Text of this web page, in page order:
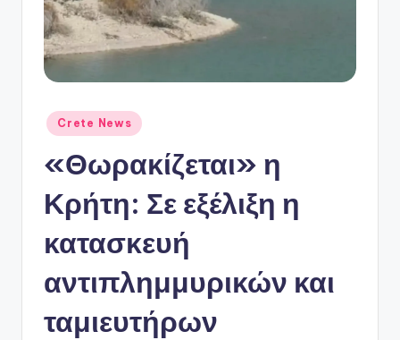
P
o
Αναρτήθηκε
σε
Crete News
«Θωρακίζεται» η
Κρήτη: Σε εξέλιξη η
κατασκευή
αντιπλημμυρικών και
ταμιευτήρων